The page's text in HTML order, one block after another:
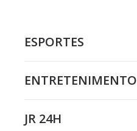
ESPORTES
ENTRETENIMENTO
JR 24H